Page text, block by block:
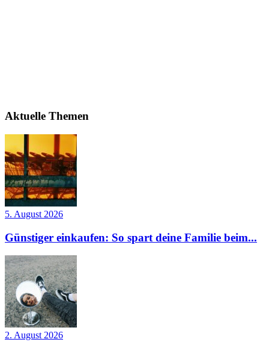
Aktuelle Themen
5. August 2026
Günstiger einkaufen: So spart deine Familie beim...
2. August 2026